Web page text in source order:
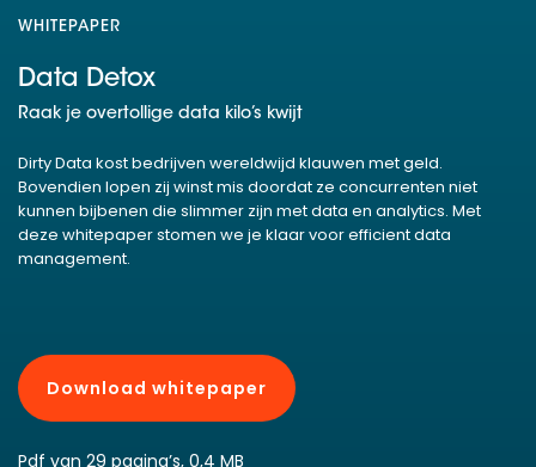
WHITEPAPER
Data Detox
Raak je overtollige data kilo’s kwijt
Dirty Data kost bedrijven wereldwijd klauwen met geld.
Bovendien lopen zij winst mis doordat ze concurrenten niet
kunnen bijbenen die slimmer zijn met data en analytics. Met
deze whitepaper stomen we je klaar voor efficient data
management.
Download whitepaper
Pdf van 29 pagina’s, 0,4 MB